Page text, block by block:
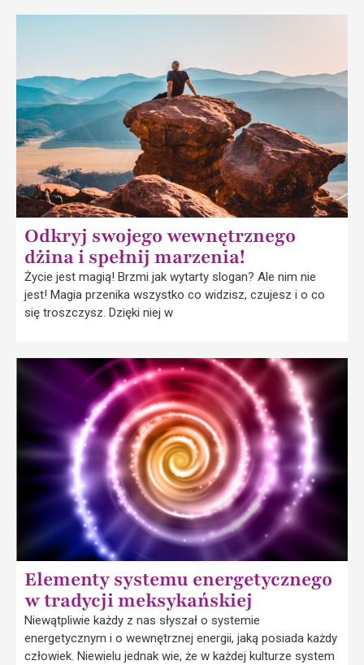
Odkryj swojego wewnętrznego
dżina i spełnij marzenia!
Życie jest magią! Brzmi jak wytarty slogan? Ale nim nie
jest! Magia przenika wszystko co widzisz, czujesz i o co
się troszczysz. Dzięki niej w
Elementy systemu energetycznego
w tradycji meksykańskiej
Niewątpliwie każdy z nas słyszał o systemie
energetycznym i o wewnętrznej energii, jaką posiada każdy
człowiek. Niewielu jednak wie, że w każdej kulturze system